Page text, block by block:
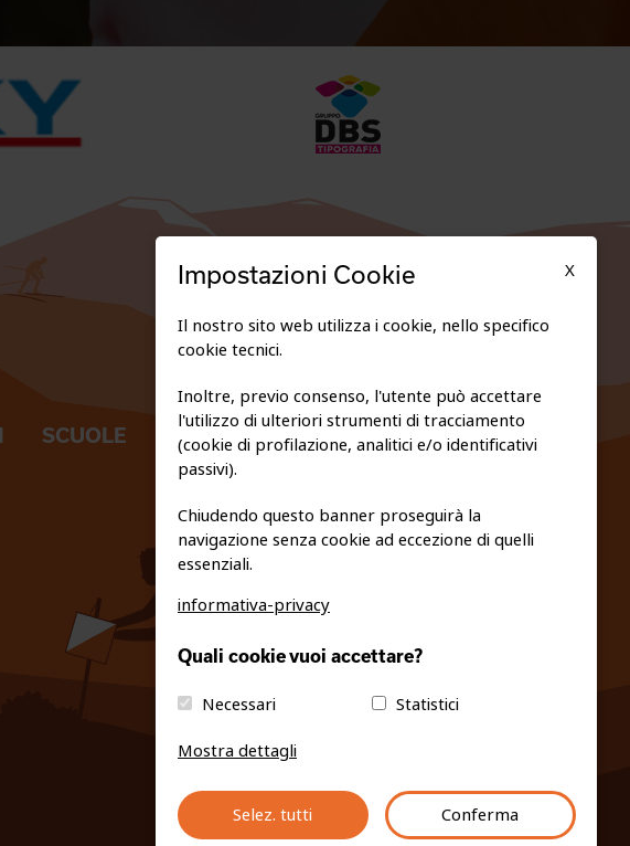
SCUOLE
FEDERAZIONE TRASPARENTE
PRIVACY E COOKIE POLICY
info@fiso.it |fiso@pec-mail.eu
X
Impostazioni Cookie
Il nostro sito web utilizza i cookie, nello specifico
cookie tecnici.
Inoltre, previo consenso, l'utente può accettare
l'utilizzo di ulteriori strumenti di tracciamento
(cookie di profilazione, analitici e/o identificativi
passivi).
Chiudendo questo banner proseguirà la
navigazione senza cookie ad eccezione di quelli
essenziali.
informativa-privacy
Quali cookie vuoi accettare?
Necessari
Statistici
Mostra dettagli
Selez. tutti Conferma